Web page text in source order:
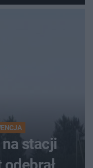
na stacji